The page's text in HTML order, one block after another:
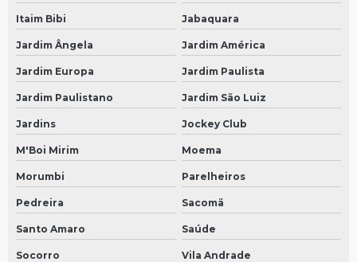
Itaim Bibi Jabaquara
Jardim Ângela Jardim América
Jardim Europa Jardim Paulista
Jardim Paulistano Jardim São Luiz
Jardins Jockey Club
M'Boi Mirim Moema
Morumbi Parelheiros
Pedreira Sacomã
Santo Amaro Saúde
Socorro Vila Andrade